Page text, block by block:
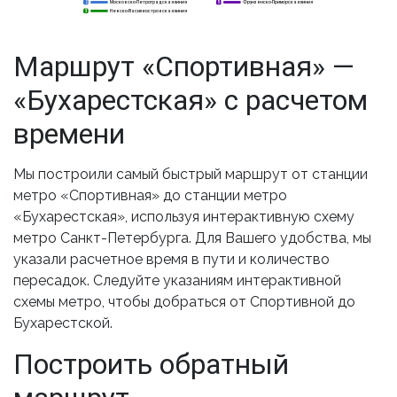
Невско-Василеостровская линия
2
3
5
2
3
Маршрут «Спортивная» —
«Бухарестская» с расчетом
времени
Мы построили самый быстрый маршрут от станции
метро «Спортивная» до станции метро
«Бухарестская», используя интерактивную схему
метро Санкт-Петербурга. Для Вашего удобства, мы
указали расчетное время в пути и количество
пересадок. Следуйте указаниям интерактивной
схемы метро, чтобы добраться от Спортивной до
Бухарестской.
Построить обратный